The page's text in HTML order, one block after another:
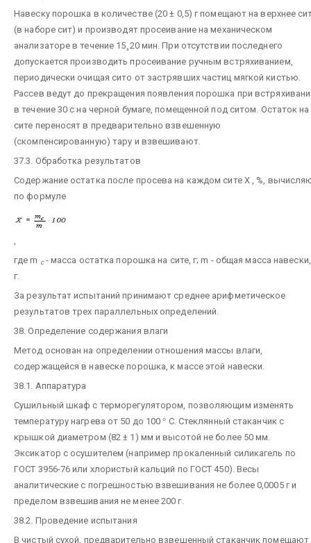
Навеску порошка в количестве (20 ± 0,5) г помещают на верхнее
(в наборе сит) и производят просеивание на механическом
анализаторе в течение 15 20 мин. При отсутствии последнего
допускается производить просеивание ручным встряхиванием,
периодически очищая сито от застрявших частиц мягкой кистью.
Рассев ведут до прекращения появления порошка при
в течение 30 с на черной бумаге, помещенной под ситом. Остаток на
сите переносят в предварительно взвешенную
(скомпенсированную) тару и взвешивают.
37.3. Обработка результатов
Содержание остатка после просева на каждом сите X , %,
по формуле
,
где m с- масса остатка порошка на сите, г; m - общая масса навески,
г.
За результат испытаний принимают среднее арифметическое
результатов трех параллельных определений.
38. Определение содержания влаги
Метод основан на определении отношения массы влаги,
содержащейся в навеске порошка, к массе этой навески.
38.1. Аппаратура
Сушильный шкаф с терморегулятором, позволяющим изменять
температуру нагрева от 50 до 100° С. Стеклянный стаканчик с
крышкой диаметром (82 ± 1) мм и высотой не более 50 мм.
Эксикатор с осушителем (например прокаленный силикагель по
ГОСТ 3956-76 или хлористый кальций по ГОСТ 450). Весы
аналитические с погрешностью взвешивания не более 0,0005 г и
пределом взвешивания не менее 200 г.
38.2. Проведение испытания
В чистый сухой, предварительно взвешенный стаканчик помещают